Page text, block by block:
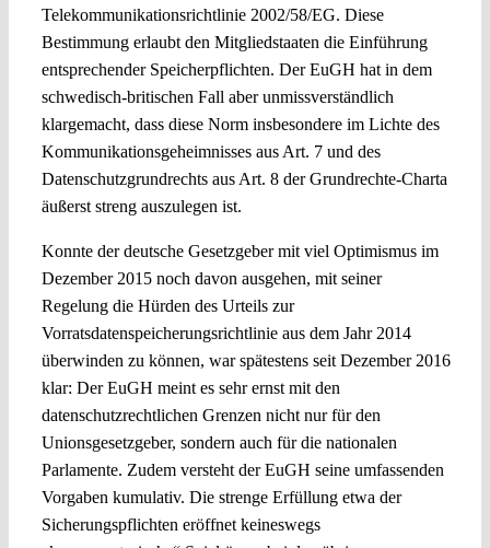
Telekommunikationsrichtlinie 2002/58/EG. Diese
Bestimmung erlaubt den Mitgliedstaaten die Einführung
entsprechender Speicherpflichten. Der EuGH hat in dem
schwedisch-britischen Fall aber unmissverständlich
klargemacht, dass diese Norm insbesondere im Lichte des
Kommunikationsgeheimnisses aus Art. 7 und des
Datenschutzgrundrechts aus Art. 8 der Grundrechte-Charta
äußerst streng auszulegen ist.
Konnte der deutsche Gesetzgeber mit viel Optimismus im
Dezember 2015 noch davon ausgehen, mit seiner
Regelung die Hürden des Urteils zur
Vorratsdatenspeicherungsrichtlinie aus dem Jahr 2014
überwinden zu können, war spätestens seit Dezember 2016
klar: Der EuGH meint es sehr ernst mit den
datenschutzrechtlichen Grenzen nicht nur für den
Unionsgesetzgeber, sondern auch für die nationalen
Parlamente. Zudem versteht der EuGH seine umfassenden
Vorgaben kumulativ. Die strenge Erfüllung etwa der
Sicherungspflichten eröffnet keineswegs